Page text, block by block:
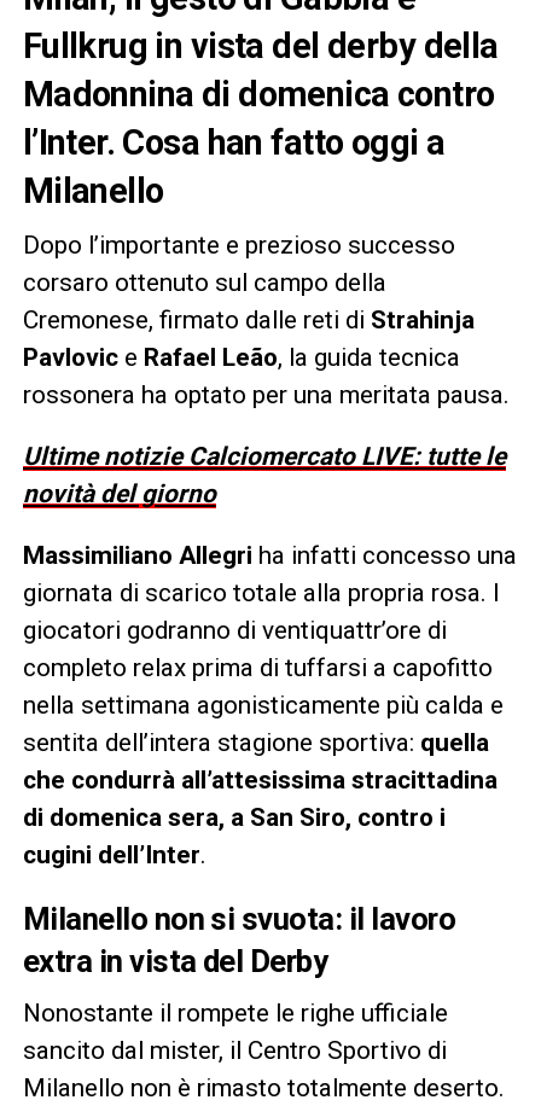
Fullkrug in vista del derby della
Madonnina di domenica contro
l’Inter. Cosa han fatto oggi a
Milanello
Dopo l’importante e prezioso successo
corsaro ottenuto sul campo della
Cremonese, firmato dalle reti di Strahinja
Pavlovice Rafael Leão, la guida tecnica
rossonera ha optato per una meritata pausa.
Ultime notizie Calciomercato LIVE: tutte le
novità del giorno
Massimiliano Allegri ha infatti concesso una
giornata di scarico totale alla propria rosa. I
giocatori godranno di ventiquattr’ore di
completo relax prima di tuffarsi a capofitto
nella settimana agonisticamente più calda e
sentita dell’intera stagione sportiva: quella
che condurrà all’attesissima stracittadina
di domenica sera, a San Siro, contro i
cugini dell’Inter.
Milanello non si svuota: il lavoro
extra in vista del Derby
Nonostante il rompete le righe ufficiale
sancito dal mister, il Centro Sportivo di
Milanello non è rimasto totalmente deserto.